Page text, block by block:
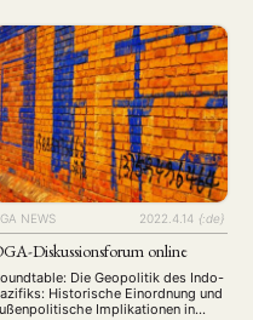
assessing, explaining, and
often conflicting
Against this
the 2023 edition of the
conference of the DGA's
Scholars Group seeks to
some of these puzzles. By
on past and present …
NEWS 2022.4.14 {:de}
Diskussionsforum online
Die Geopolitik des Indo-
Historische Einordnung und
Implikationen in